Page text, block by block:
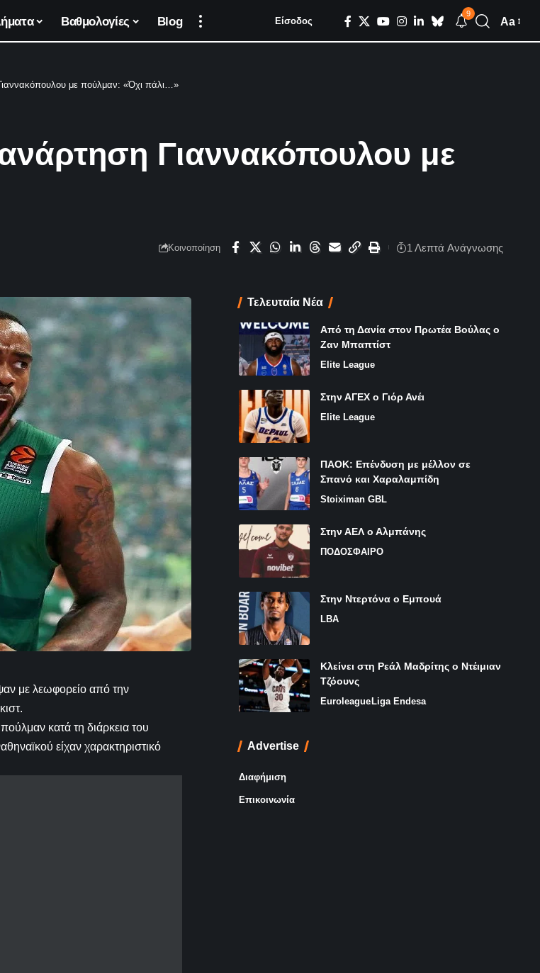
Βαθμολογίες Blog Είσοδος
9
Aa
Γιαννακόπουλου με πούλμαν: «Όχι πάλι…»
ανάρτηση Γιαννακόπουλου με
Κοινοποίηση 1 Λεπτά Aνάγνωσης
με λεωφορείο από την
κατά τη διάρκεια του
είχαν χαρακτηριστικό
Τελευταία Νέα
Από τη Δανία στον Πρωτέα Βούλας ο
Ζαν Μπαπτίστ
Elite League
Στην ΑΓΕΧ ο Γιόρ Ανέι
Elite League
ΠΑΟΚ: Επένδυση με μέλλον σε
Σπανό και Χαραλαμπίδη
Stoiximan GBL
Στην ΑΕΛ ο Αλμπάνης
ΠΟΔΟΣΦΑΙΡΟ
Στην Ντερτόνα ο Εμπουά
LBA
Κλείνει στη Ρεάλ Μαδρίτης ο Ντέιμιαν
Τζόουνς
EuroleagueLiga Endesa
Advertise
Διαφήμιση
Επικοινωνία